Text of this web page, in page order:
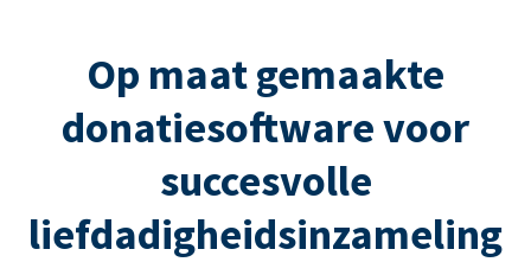
Op maat gemaakte
donatiesoftware voor
succesvolle
liefdadigheidsinzameling